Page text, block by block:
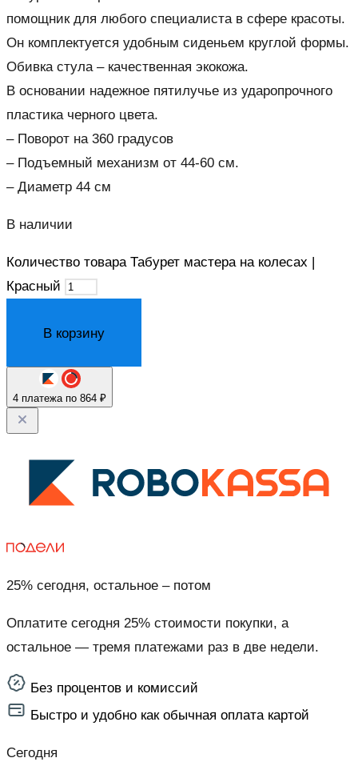
помощник для любого специалиста в сфере красоты.
Он комплектуется удобным сиденьем круглой формы.
Обивка стула – качественная экокожа.
В основании надежное пятилучье из ударопрочного
пластика черного цвета.
– Поворот на 360 градусов
– Подъемный механизм от 44-60 см.
– Диаметр 44 см
В наличии
Количество товара Табурет мастера на колесах |
Красный
В корзину
4 платежа по 864 ₽
25% сегодня, остальное – потом
Оплатите сегодня 25% стоимости покупки, а
остальное — тремя платежами раз в две недели.
Без процентов и комиссий
Быстро и удобно как обычная оплата картой
Сегодня